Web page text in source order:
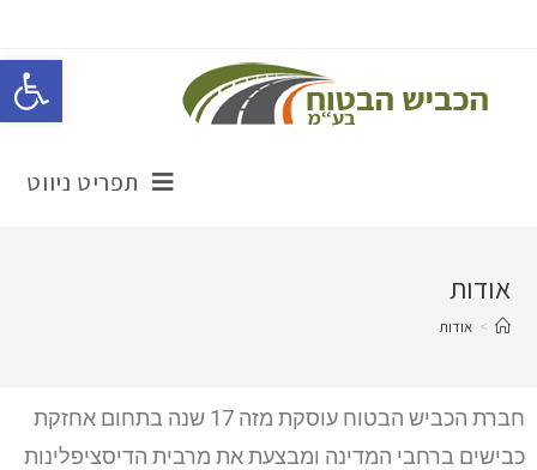
פתח סרגל נגישות
תפריט ניווט
אודות
> אודות
חברת הכביש הבטוח עוסקת מזה 17 שנה בתחום אחזקת
כבישים ברחבי המדינה ומבצעת את מרבית הדיסציפלינות